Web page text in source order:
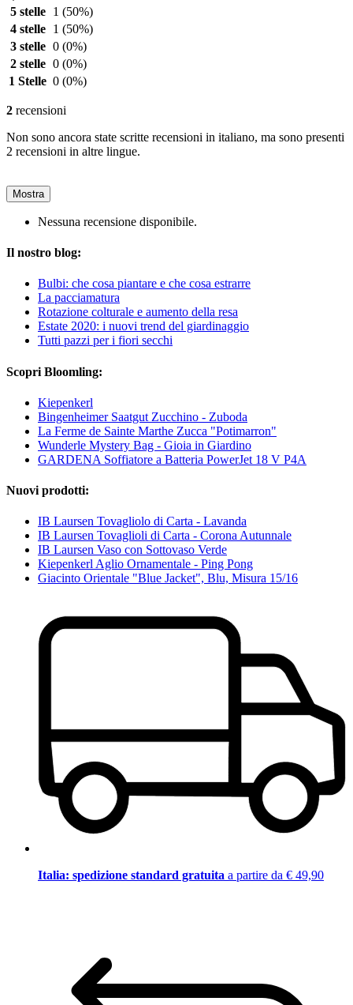
5 stelle
1 (50%)
4 stelle
1 (50%)
3 stelle 0 (0%)
2 stelle 0 (0%)
1 Stelle 0 (0%)
2 recensioni
Non sono ancora state scritte recensioni in italiano, ma sono presenti
2 recensioni in altre lingue.
Mostra
Nessuna recensione disponibile.
Il nostro blog:
Bulbi: che cosa piantare e che cosa estrarre
La pacciamatura
Rotazione colturale e aumento della resa
Estate 2020: i nuovi trend del giardinaggio
Tutti pazzi per i fiori secchi
Scopri Bloomling:
Kiepenkerl
Bingenheimer Saatgut Zucchino - Zuboda
La Ferme de Sainte Marthe Zucca "Potimarron"
Wunderle Mystery Bag - Gioia in Giardino
GARDENA Soffiatore a Batteria PowerJet 18 V P4A
Nuovi prodotti:
IB Laursen Tovagliolo di Carta - Lavanda
IB Laursen Tovaglioli di Carta - Corona Autunnale
IB Laursen Vaso con Sottovaso Verde
Kiepenkerl Aglio Ornamentale - Ping Pong
Giacinto Orientale "Blue Jacket", Blu, Misura 15/16
Italia: spedizione standard gratuita a partire da € 49,90